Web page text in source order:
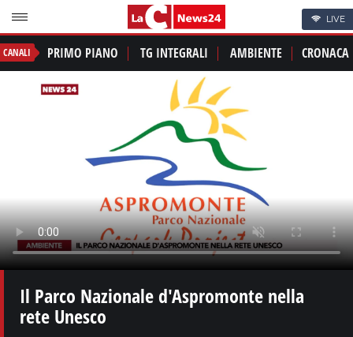
LIVE
CANALI PRIMO PIANO TG INTEGRALI AMBIENTE CRONACA
Il Parco Nazionale d'Aspromonte nella
rete Unesco